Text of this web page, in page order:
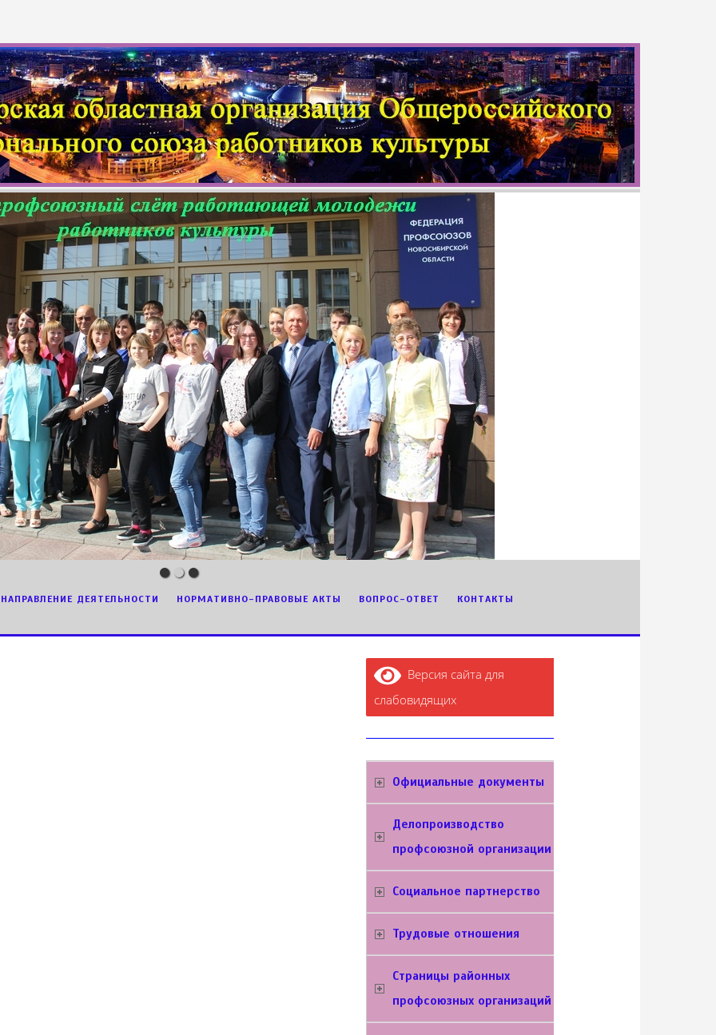
НАПРАВЛЕНИЕ ДЕЯТЕЛЬНОСТИ НОРМАТИВНО-ПРАВОВЫЕ АКТЫ ВОПРОС-ОТВЕТ КОНТАКТЫ
Версия сайта для
слабовидящих
Официальные документы
Делопроизводство
профсоюзной организации
Социальное партнерство
Трудовые отношения
Cтраницы районных
профсоюзных организаций